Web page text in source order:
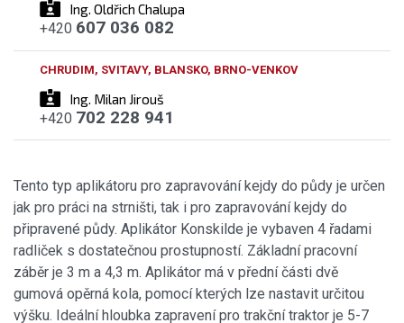
Ing. Oldřich Chalupa
+420 607 036 082
Ing. Milan Jirouš
CHRUDIM, SVITAVY, BLANSKO, BRNO-VENKOV
+420 702 228 941
Tento typ aplikátoru pro zapravování kejdy do půdy je určen
jak pro práci na strništi, tak i pro zapravování kejdy do
připravené půdy. Aplikátor Konskilde je vybaven 4 řadami
radliček s dostatečnou prostupností. Základní pracovní
záběr je 3 m a 4,3 m. Aplikátor má v přední části dvě
gumová opěrná kola, pomocí kterých lze nastavit určitou
výšku. Ideální hloubka zapravení pro trakční traktor je 5-7